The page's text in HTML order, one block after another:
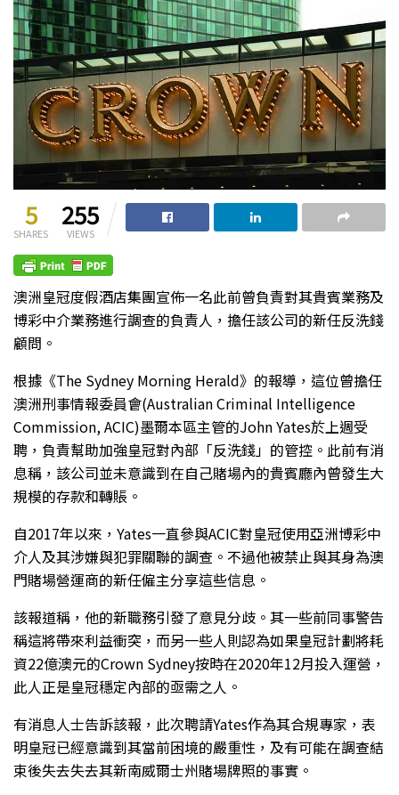
5
SHARES
255
VIEWS
澳洲皇冠度假酒店集團宣佈一名此前曾負責對其貴賓業務及
博彩中介業務進行調查的負責人，擔任該公司的新任反洗錢
顧問。
根據《The Sydney Morning Herald》的報導，這位曾擔任
澳洲刑事情報委員會(Australian Criminal Intelligence
Commission, ACIC)墨爾本區主管的John Yates於上週受
聘，負責幫助加強皇冠對內部「反洗錢」的管控。此前有消
息稱，該公司並未意識到在自己賭場內的貴賓廳內曾發生大
規模的存款和轉賬。
自2017年以來，Yates一直參與ACIC對皇冠使用亞洲博彩中
介人及其涉嫌與犯罪關聯的調查。不過他被禁止與其身為澳
門賭場營運商的新任僱主分享這些信息。
該報道稱，他的新職務引發了意見分歧。其一些前同事警告
稱這將帶來利益衝突，而另一些人則認為如果皇冠計劃將耗
資22億澳元的Crown Sydney按時在2020年12月投入運營，
此人正是皇冠穩定內部的亟需之人。
有消息人士告訴該報，此次聘請Yates作為其合規專家，表
明皇冠已經意識到其當前困境的嚴重性，及有可能在調查結
束後失去失去其新南威爾士州賭場牌照的事實。